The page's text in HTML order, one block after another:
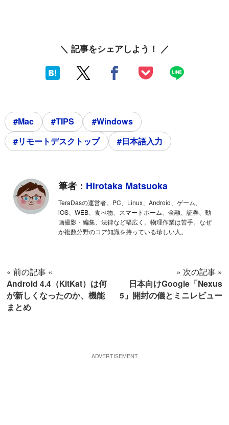
＼ 記事をシェアしよう！ ／
#Mac #TIPS
#Windows
#リモートデスクトップ
#日本語入力
筆者： Hirotaka Matsuoka
TeraDasの運営者。PC、Linux、Android、ゲーム、
iOS、WEB、食べ物、スマートホーム、金融、証券、動
画撮影・編集、法律など幅広く。物理作業は苦手。なぜ
か複数分野のコア知識を持っている珍しい人。
« 前の記事 «
Android 4.4（KitKat）は何
が新しくなったのか、機能
まとめ
» 次の記事 »
日本向けGoogle「Nexus
5」開封の儀とミニレビュー